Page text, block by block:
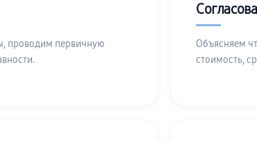
проводим первичную
Объясняем
стоимость,